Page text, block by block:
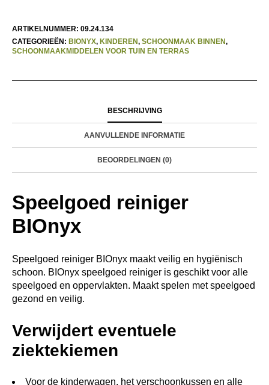
ARTIKELNUMMER: 09.24.134
CATEGORIEËN: BIONYX, KINDEREN, SCHOONMAAK BINNEN,
SCHOONMAAKMIDDELEN VOOR TUIN EN TERRAS
BESCHRIJVING
AANVULLENDE INFORMATIE
BEOORDELINGEN (0)
Speelgoed reiniger
BIOnyx
Speelgoed reiniger BIOnyx maakt veilig en hygiënisch
schoon. BIOnyx speelgoed reiniger is geschikt voor alle
speelgoed en oppervlakten. Maakt spelen met speelgoed
gezond en veilig.
Verwijdert eventuele
ziektekiemen
Voor de kinderwagen, het verschoonkussen en alle